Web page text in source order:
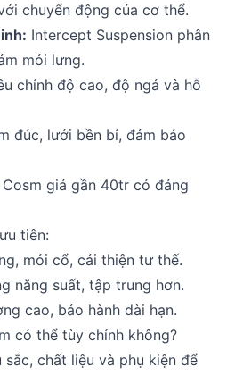
chuyển động của cơ thể.
Intercept Suspension phân
mỏi lưng.
chỉnh độ cao, độ ngả và hỗ
đúc, lưới bền bỉ, đảm bảo
giá gần 40tr có đáng
tiên:
mỏi cổ, cải thiện tư thế.
năng suất, tập trung hơn.
cao, bảo hành dài hạn.
có thể tùy chỉnh không?
sắc, chất liệu và phụ kiện để